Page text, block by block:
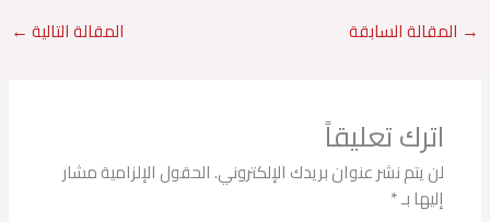
→ المقالة السابقة المقالة التالية ←
اترك تعليقاً
لن يتم نشر عنوان بريدك الإلكتروني.الحقول الإلزامية مشار
إليها بـ*